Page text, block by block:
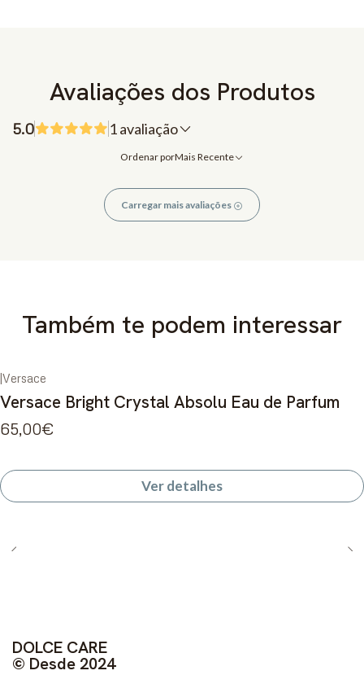
Avaliações dos Produtos
5.0 1 avaliação
Ordenar porMais Recente
Carregar mais avaliações
Também te podem interessar
|Versace
Versace Bright Crystal Absolu Eau de Parfum
65,00€
Ver detalhes
DOLCE CARE
© Desde 2024